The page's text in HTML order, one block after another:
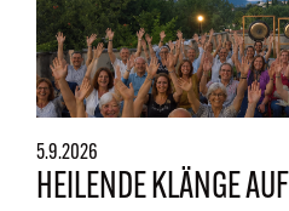
5.9.2026
HEILENDE KLÄNGE AUF